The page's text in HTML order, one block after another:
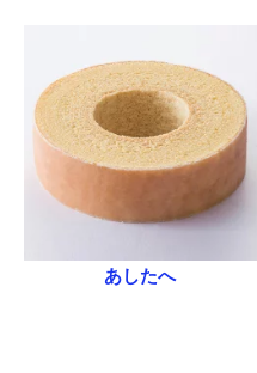
あしたへ